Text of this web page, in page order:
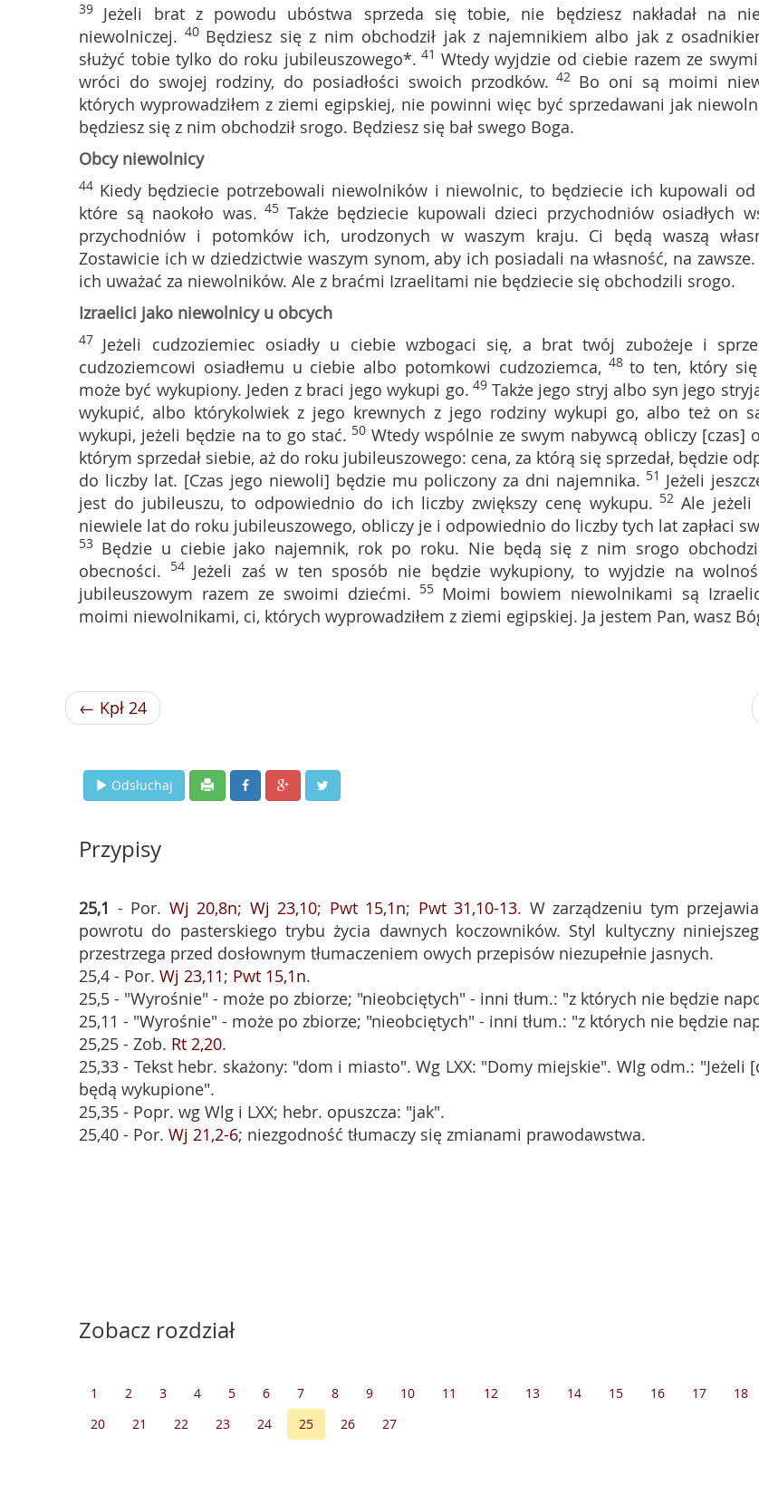
39 Jeżeli brat z powodu ubóstwa sprzeda się tobie, nie będziesz nakładał na
niewolniczej. 40 Będziesz się z nim obchodził jak z najemnikiem albo jak z
służyć tobie tylko do roku jubileuszowego*. 41 Wtedy wyjdzie od ciebie razem ze
wróci do swojej rodziny, do posiadłości swoich przodków. 42 Bo oni są moimi
których wyprowadziłem z ziemi egipskiej, nie powinni więc być sprzedawani jak
będziesz się z nim obchodził srogo. Będziesz się bał swego Boga.
Obcy niewolnicy
44 Kiedy będziecie potrzebowali niewolników i niewolnic, to będziecie ich kupowali
które są naokoło was. 45 Także będziecie kupowali dzieci przychodniów osiadłych
przychodniów i potomków ich, urodzonych w waszym kraju. Ci będą waszą
Zostawicie ich w dziedzictwie waszym synom, aby ich posiadali na własność, na
ich uważać za niewolników. Ale z braćmi Izraelitami nie będziecie się obchodzili srogo.
Izraelici jako niewolnicy u obcych
47 Jeżeli cudzoziemiec osiadły u ciebie wzbogaci się, a brat twój zubożeje i
cudzoziemcowi osiadłemu u ciebie albo potomkowi cudzoziemca, 48to ten, który się
może być wykupiony. Jeden z braci jego wykupi go. 49 Także jego stryj albo syn jego
wykupić, albo którykolwiek z jego krewnych z jego rodziny wykupi go, albo też on
wykupi, jeżeli będzie na to go stać. 50 Wtedy wspólnie ze swym nabywcą obliczy [czas]
którym sprzedał siebie, aż do roku jubileuszowego: cena, za którą się sprzedał, będzie
do liczby lat. [Czas jego niewoli] będzie mu policzony za dni najemnika. 51 Jeżeli
jest do jubileuszu, to odpowiednio do ich liczby zwiększy cenę wykupu. 52 Ale jeżeli
niewiele lat do roku jubileuszowego, obliczy je i odpowiednio do liczby tych lat zapłaci
53 Będzie u ciebie jako najemnik, rok po roku. Nie będą się z nim srogo
obecności. 54 Jeżeli zaś w ten sposób nie będzie wykupiony, to wyjdzie na
jubileuszowym razem ze swoimi dziećmi. 55 Moimi bowiem niewolnikami są
moimi niewolnikami, ci, których wyprowadziłem z ziemi egipskiej. Ja jestem Pan, wasz
← Kpł 24
Odsłuchaj
Przypisy
25,1 - Por. Wj 20,8n; Wj 23,10; Pwt 15,1n; Pwt 31,10-13. W zarządzeniu tym
powrotu do pasterskiego trybu życia dawnych koczowników. Styl kultyczny
przestrzega przed dosłownym tłumaczeniem owych przepisów niezupełnie jasnych.
25,4 - Por. Wj 23,11; Pwt 15,1n.
25,5 - "Wyrośnie" - może po zbiorze; "nieobciętych" - inni tłum.: "z których nie będzie
25,11 - "Wyrośnie" - może po zbiorze; "nieobciętych" - inni tłum.: "z których nie będzie
25,25 - Zob. Rt 2,20.
25,33 - Tekst hebr. skażony: "dom i miasto". Wg LXX: "Domy miejskie". Wlg odm.: "Jeżeli
będą wykupione".
25,35 - Popr. wg Wlg i LXX; hebr. opuszcza: "jak".
25,40 - Por. Wj 21,2-6; niezgodność tłumaczy się zmianami prawodawstwa.
Zobacz rozdział
1 2 3 4 5 6 7 8 9 10 11 12 13 14 15 16 17 18
20
21 22 23 24 25 26 27